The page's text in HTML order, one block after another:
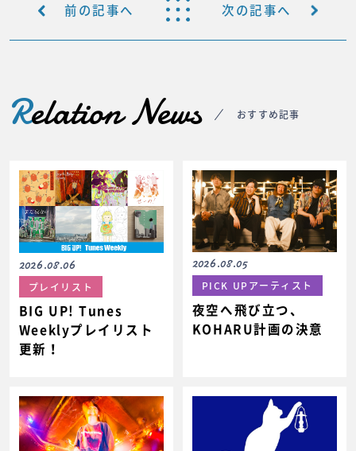
前の記事へ 次の記事へ
Relation News おすすめ記事
2026.08.06
プレイリスト
BIG UP! Tunes
Weeklyプレイリスト
更新！
2026.08.05
PICK UPアーティスト
夜空へ飛び立つ、
KOHARU計画の決意